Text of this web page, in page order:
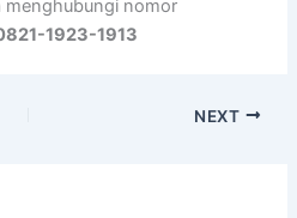
menghubungi nomor
1923-1913
NEXT